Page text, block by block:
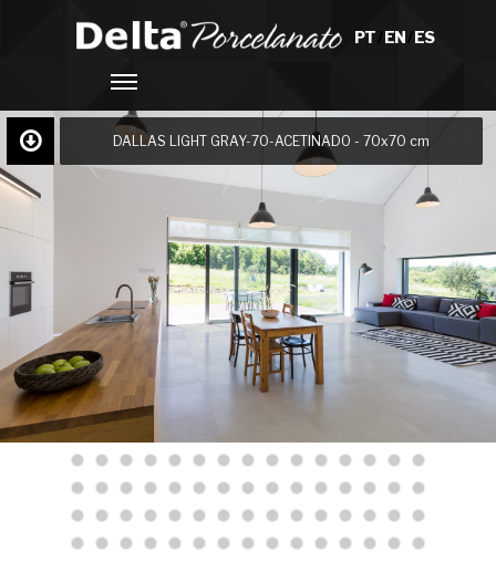
PT EN/ES
DALLAS LIGHT GRAY-70-ACETINADO - 70x70 cm